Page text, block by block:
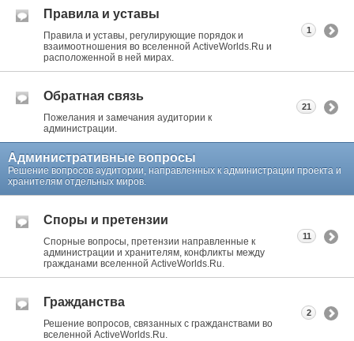
Правила и уставы
Правила и уставы, регулирующие порядок и
взаимоотношения во вселенной ActiveWorlds.Ru и
расположенной в ней мирах.
1
Обратная связь
Пожелания и замечания аудитории к
администрации.
21
Административные вопросы
Решение вопросов аудитории, направленных к администрации проекта и
хранителям отдельных миров.
Споры и претензии
Спорные вопросы, претензии направленные к
администрации и хранителям, конфликты между
гражданами вселенной ActiveWorlds.Ru.
11
Гражданства
Решение вопросов, связанных с гражданствами во
вселенной ActiveWorlds.Ru.
2